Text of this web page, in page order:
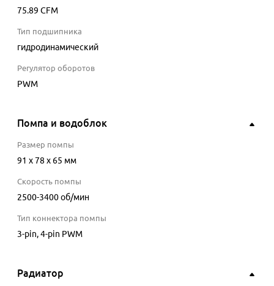
75.89 CFM
Тип подшипника
гидродинамический
Регулятор оборотов
PWM
Помпа и водоблок
Размер помпы
91 x 78 x 65 мм
Скорость помпы
2500-3400об/мин
Тип коннектора помпы
3-pin, 4-pin PWM
Радиатор